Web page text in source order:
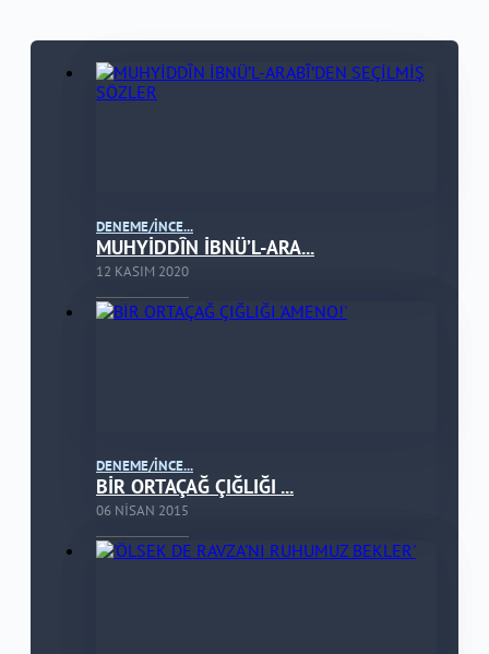
DENEME/İNCE...
MUHYİDDÎN İBNÜ’L-ARA...
12 KASIM 2020
DENEME/İNCE...
BİR ORTAÇAĞ ÇIĞLIĞI ...
06 NISAN 2015